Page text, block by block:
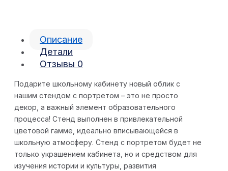
Описание
Детали
Отзывы 0
Подарите школьному кабинету новый облик с
нашим стендом с портретом – это не просто
декор, а важный элемент образовательного
процесса! Стенд выполнен в привлекательной
цветовой гамме, идеально вписывающейся в
школьную атмосферу. Стенд с портретом будет не
только украшением кабинета, но и средством для
изучения истории и культуры, развития